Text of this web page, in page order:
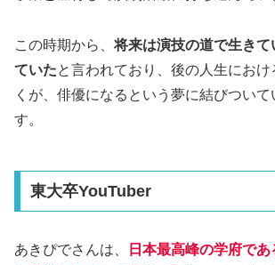
この時期から、将来は演技の道で生きて
ていたと言われており、後の人生にお
くが、俳優になるという夢に結びついて
す。
東大卒YouTuber
あきぴでさんは、
日本最高峰の学府で